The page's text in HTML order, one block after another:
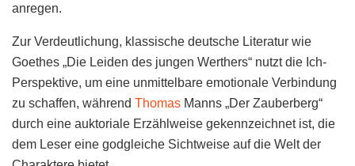
anregen.
Zur Verdeutlichung, klassische deutsche Literatur wie
Goethes „Die Leiden des jungen Werthers“ nutzt die Ich-
Perspektive, um eine unmittelbare emotionale Verbindung
zu schaffen, während Thomas Manns „Der Zauberberg“
durch eine auktoriale Erzählweise gekennzeichnet ist, die
dem Leser eine godgleiche Sichtweise auf die Welt der